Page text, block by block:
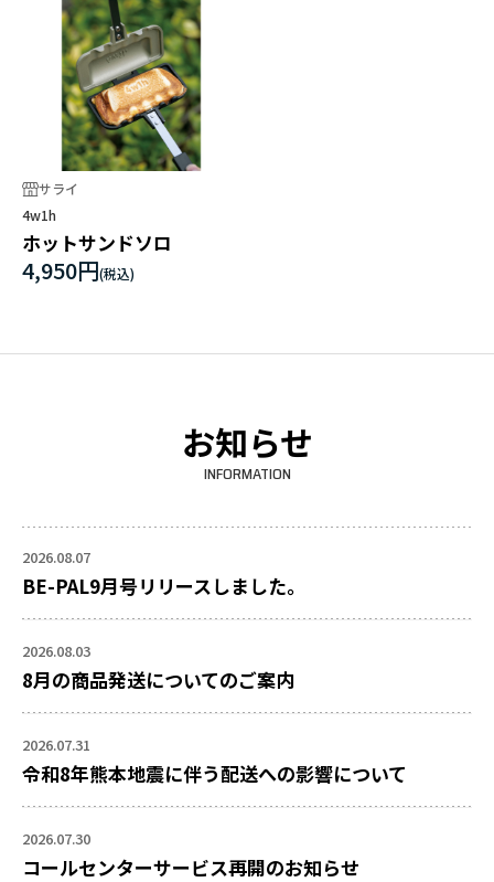
サライ
4w1h
ホットサンドソロ
4,950円
お知らせ
INFORMATION
2026.08.07
BE-PAL9月号リリースしました。
2026.08.03
8月の商品発送についてのご案内
2026.07.31
令和8年熊本地震に伴う配送への影響について
2026.07.30
コールセンターサービス再開のお知らせ